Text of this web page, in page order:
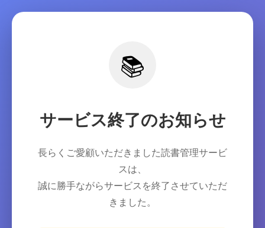
📚
サービス終了のお知らせ
長らくご愛顧いただきました読書管理サービ
スは、
誠に勝手ながらサービスを終了させていただ
きました。